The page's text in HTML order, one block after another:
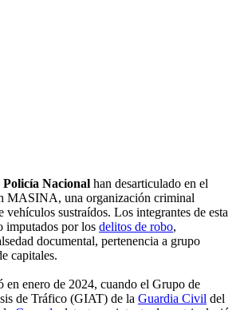
Policía Nacional han desarticulado en el
MASINA, una organización criminal
vehículos sustraídos. Los integrantes de esta
imputados por los delitos de robo,
documental, pertenencia a grupo
capitales.
en enero de 2024, cuando el Grupo de
de Tráfico (GIAT) de la Guardia Civil del